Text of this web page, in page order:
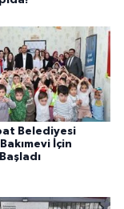
Belediyesi
İçin